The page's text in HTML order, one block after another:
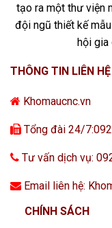
tạo ra một thư viện
đội ngũ thiết kế
hội gia
THÔNG TIN LIÊN HỆ
Khomaucnc.vn
Tổng đài 24/
Tư vấn dịch vụ:
Email liên hệ:
CHÍNH SÁCH